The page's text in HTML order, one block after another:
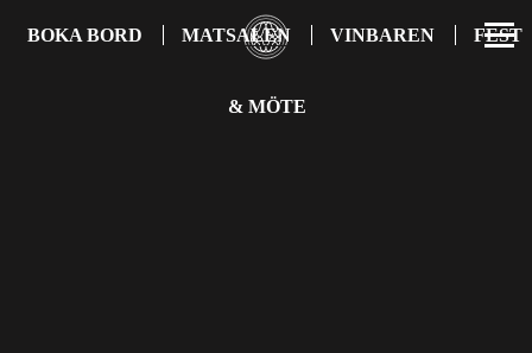
BOKA BORD MATSALEN VINBAREN FEST
& MÖTE